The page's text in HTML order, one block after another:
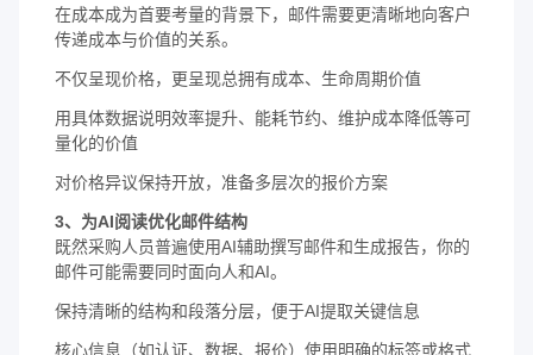
在成本成为首要考量的背景下，邮件需要更清晰地向客户
传递成本与价值的关系。
不仅呈现价格，更呈现总拥有成本、生命周期价值
用具体数据说明效率提升、能耗节约、维护成本降低等可
量化的价值
对价格异议保持开放，准备多层次的报价方案
3、为AI阅读优化邮件结构
既然采购人员普遍使用AI辅助撰写邮件和生成报告，你的
邮件可能需要同时面向人和AI。
保持清晰的结构和段落分层，便于AI提取关键信息
核心信息（如认证、数据、报价）使用明确的标签或格式